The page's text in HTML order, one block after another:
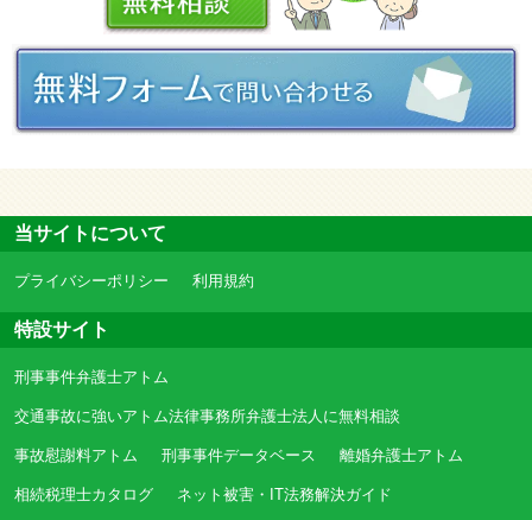
当サイトについて
プライバシーポリシー 利用規約
特設サイト
刑事事件弁護士アトム
交通事故に強いアトム法律事務所弁護士法人に無料相談
事故慰謝料アトム 刑事事件データベース 離婚弁護士アトム
相続税理士カタログ ネット被害・IT法務解決ガイド